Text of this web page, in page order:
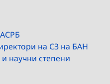
на СЗ на БАН
научни степени